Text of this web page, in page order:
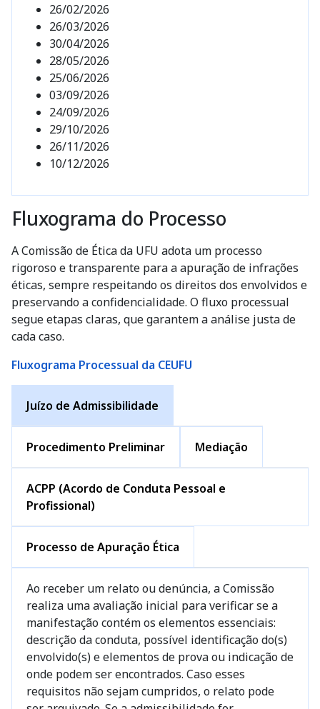
26/02/2026
26/03/2026
30/04/2026
28/05/2026
25/06/2026
03/09/2026
24/09/2026
29/10/2026
26/11/2026
10/12/2026
Fluxograma do Processo
A Comissão de Ética da UFU adota um processo
rigoroso e transparente para a apuração de infrações
éticas, sempre respeitando os direitos dos envolvidos e
preservando a confidencialidade. O fluxo processual
segue etapas claras, que garantem a análise justa de
cada caso.
Fluxograma Processual da CEUFU
Juízo de Admissibilidade
Procedimento Preliminar Mediação
ACPP (Acordo de Conduta Pessoal e
Profissional)
Processo de Apuração Ética
Ao receber um relato ou denúncia, a Comissão
realiza uma avaliação inicial para verificar se a
manifestação contém os elementos essenciais:
descrição da conduta, possível identificação do(s)
envolvido(s) e elementos de prova ou indicação de
onde podem ser encontrados. Caso esses
requisitos não sejam cumpridos, o relato pode